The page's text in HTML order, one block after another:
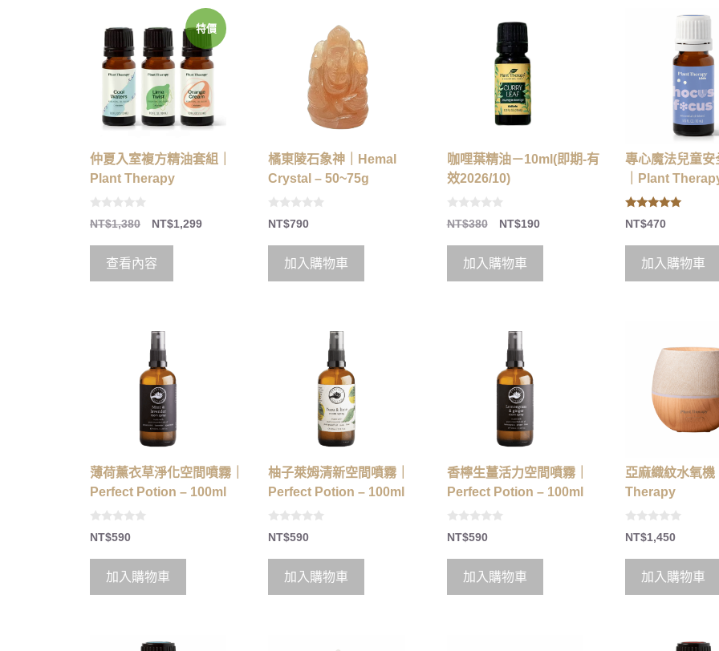
特價
仲夏入室複方精油套組｜
Plant Therapy
0
o
t
5
NT$1,380 NT$1,299
查看內容
橘東陵石象神｜Hemal
Crystal – 50~75g
0
o
t
5
NT$790
加入購物車
咖哩葉精油－10ml(即期-有
效2026/10)
0
o
t
5
NT$380 NT$190
加入購物車
專心魔法兒童安
｜Plant
5.00
out of 5
NT$470
加入購物車
薄荷薰衣草淨化空間噴霧｜
Perfect Potion – 100ml
0
o
t
5
NT$590
加入購物車
柚子萊姆清新空間噴霧｜
Perfect Potion – 100ml
0
o
t
5
NT$590
加入購物車
香檸生薑活力空間噴霧｜
Perfect Potion – 100ml
0
o
t
5
NT$590
加入購物車
亞麻織紋水氧
Therapy
0
o
t
5
NT$1,450
加入購物車